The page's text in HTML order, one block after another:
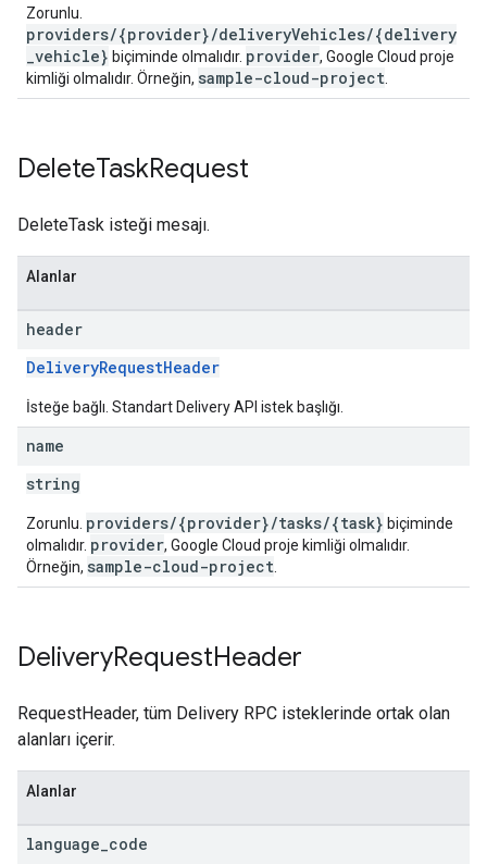
Zorunlu.
providers/{provider}/deliveryVehicles/{delivery
_vehicle} biçiminde olmalıdır. provider, Google Cloud proje
kimliği olmalıdır. Örneğin, sample-cloud-project
DeleteTaskRequest
DeleteTask isteği mesajı.
Alanlar
header
DeliveryRequestHeader
İsteğe bağlı. Standart Delivery API istek başlığı.
name
string
Zorunlu. providers/{provider}/tasks/{task} biçiminde
olmalıdır. provider, Google Cloud proje kimliği olmalıdır.
Örneğin, sample-cloud-project
DeliveryRequestHeader
RequestHeader, tüm Delivery RPC isteklerinde ortak olan
alanları içerir.
Alanlar
language code